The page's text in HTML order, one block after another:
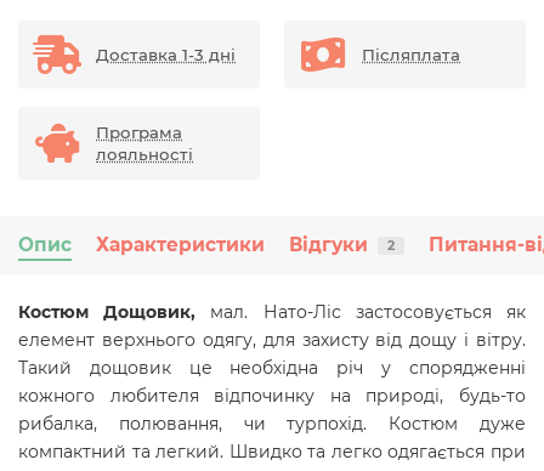
Доставка 1-3 дні Післяплата
Програма
лояльності
Опис Характеристики Відгуки 2 Питання-
Костюм Дощовик, мал. Нато-Ліс застосовується як
елемент верхнього одягу, для захисту від дощу і вітру.
Такий дощовик це необхідна річ у спорядженні
кожного любителя відпочинку на природі, будь-то
рибалка, полювання, чи турпохід. Костюм дуже
компактний та легкий. Швидко та легко одягається при